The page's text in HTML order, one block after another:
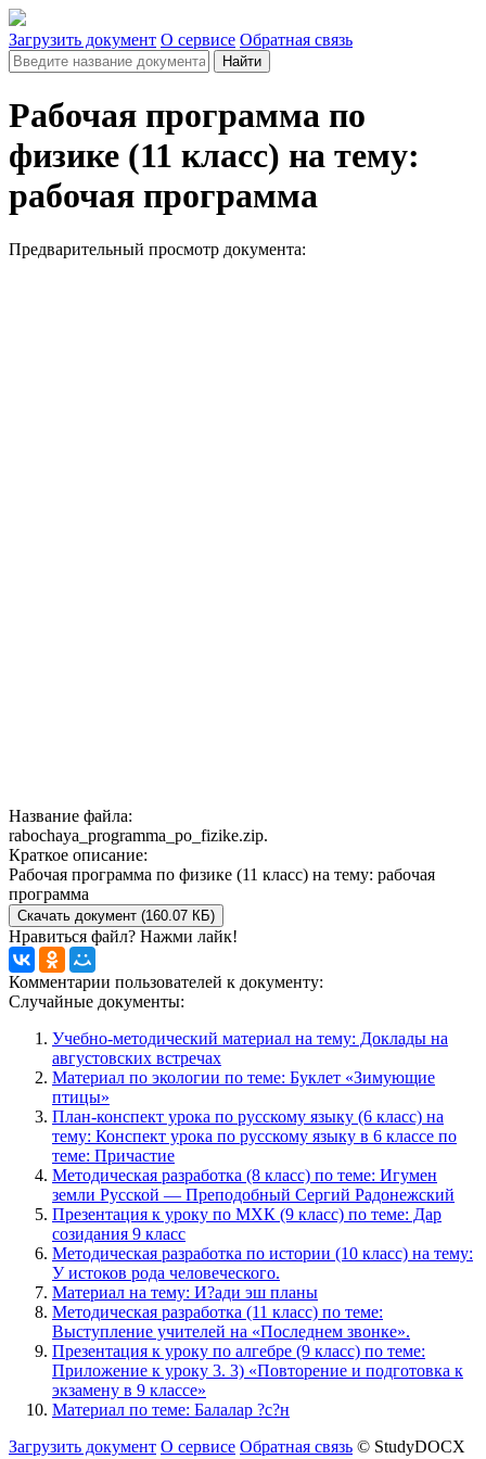
Загрузить документ О сервисе Обратная связь
Найти
Рабочая программа по
физике (11 класс) на тему:
рабочая программа
Предварительный просмотр документа:
Название файла:
rabochaya_programma_po_fizike.zip.
Краткое описание:
Рабочая программа по физике (11 класс) на тему: рабочая
программа
Скачать документ (160.07 КБ)
Нравиться файл? Нажми лайк!
Комментарии пользователей к документу:
Случайные документы:
Учебно-методический материал на тему: Доклады на
августовских встречах
Материал по экологии по теме: Буклет «Зимующие
птицы»
План-конспект урока по русскому языку (6 класс) на
тему: Конспект урока по русскому языку в 6 классе по
теме: Причастие
Методическая разработка (8 класс) по теме: Игумен
земли Русской — Преподобный Сергий Радонежский
Презентация к уроку по МХК (9 класс) по теме: Дар
созидания 9 класс
Методическая разработка по истории (10 класс) на тему:
У истоков рода человеческого.
Материал на тему: И?ади эш планы
Методическая разработка (11 класс) по теме:
Выступление учителей на «Последнем звонке».
Презентация к уроку по алгебре (9 класс) по теме:
Приложение к уроку 3. 3) «Повторение и подготовка к
экзамену в 9 классе»
Материал по теме: Балалар ?с?н
Загрузить документ О сервисе Обратная связь © StudyDOCX